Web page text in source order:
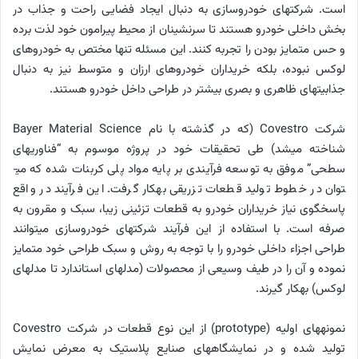
است. شرکت­های خودروسازی به دنبال ایجاد فضایی راحت و جذاب در
بخش داخلی خودرو هستند تا سرنشینان از محیط پیرامون خود لذت برده
و حس متمایز بودن را تجربه کنند. این مسئله تنها مختص به خودروهای
لوکس نبوده، بلکه خریداران خودروهای ارزان و متوسط نیز به دنبال
جذابیت­های ظاهری و بصری بیشتر در طراحی داخل خودرو هستند.
شرکت Covestro (که در گذشته با نام Bayer Material Science
شناخته می­شد) طی تحقیقات خود در پروژه موسوم به “فناوری­های
سطحی” موفق به توسعه فرآیندی بر پایه مواد پلی­ کربنات شده که می­
توان در خطوط تولید قطعات تزریقی به­کار گرفت. این فرآیند در واقع
پاسخگوی نیاز خریداران خودرو به قطعات تزئینی زیبا، سبک و مقرون به
صرفه است. با استفاده از این فرآیند شرکت­های خودروسازی می­توانند
طراحی اجزاء داخلی خودرو را با توجه به روش و سبک طراحی خود متمایز
نموده و آن را در طیف وسیعی از محصولات (مدل­های استاندارد تا مدل­های
لوکس) به­کار گیرند.
نمونه­های اولیه (prototype) از این نوع قطعات در شرکت Covestro
تولید شده و در نمایشگاه­های صنایع پلاستیک به معرض نمایش